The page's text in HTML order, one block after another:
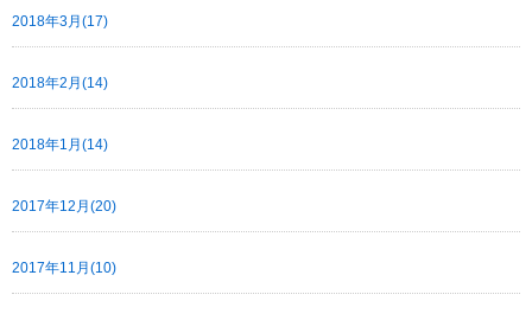
2018年3月(17)
2018年2月(14)
2018年1月(14)
2017年12月(20)
2017年11月(10)